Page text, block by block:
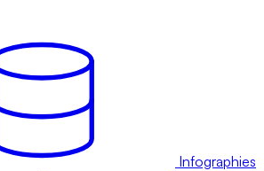
Infographies